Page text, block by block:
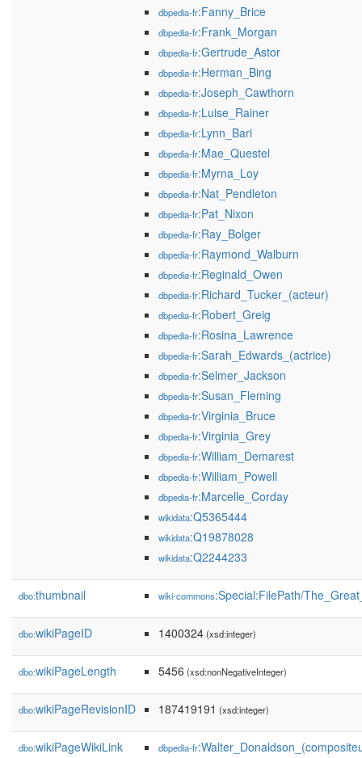
dbpedia-fr:Fanny_Brice
dbpedia-fr:Frank_Morgan
dbpedia-fr:Gertrude_Astor
dbpedia-fr:Herman_Bing
dbpedia-fr:Joseph_Cawthorn
dbpedia-fr:Luise_Rainer
dbpedia-fr:Lynn_Bari
dbpedia-fr:Mae_Questel
dbpedia-fr:Myrna_Loy
dbpedia-fr:Nat_Pendleton
dbpedia-fr:Pat_Nixon
dbpedia-fr:Ray_Bolger
dbpedia-fr:Raymond_Walburn
dbpedia-fr:Reginald_Owen
dbpedia-fr:Richard_Tucker_(acteur)
dbpedia-fr:Robert_Greig
dbpedia-fr:Rosina_Lawrence
dbpedia-fr:Sarah_Edwards_(actrice)
dbpedia-fr:Selmer_Jackson
dbpedia-fr:Susan_Fleming
dbpedia-fr:Virginia_Bruce
dbpedia-fr:Virginia_Grey
dbpedia-fr:William_Demarest
dbpedia-fr:William_Powell
dbpedia-fr:Marcelle_Corday
wikidata:Q5365444
wikidata:Q19878028
wikidata:Q2244233
dbo:thumbnail wiki-commons:Special:FilePath/
dbo:wikiPageID 1400324(xsd:integer)
dbo:wikiPageLength 5456 (xsd:nonNegativeInteger)
dbo:wikiPageRevisionID 187419191 (xsd:integer)
dbo:wikiPageWikiLink dbpedia-fr